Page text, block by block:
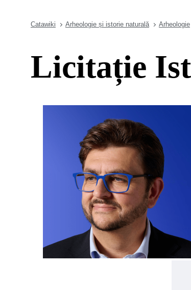
Catawiki Arheologie și istorie naturală Arheologie
Licitație